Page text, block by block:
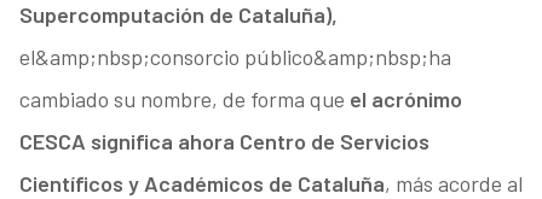
Supercomputación de Cataluña),
el&amp;nbsp;consorcio público&amp;nbsp;ha
cambiado su nombre, de forma que el acrónimo
CESCA significa ahora Centro de Servicios
Científicos y Académicos de Cataluña, más acorde al